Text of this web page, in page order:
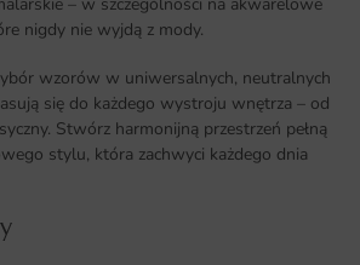
– w szczególności na akwarelowe
nigdy nie wyjdą z mody.
wzorów w uniwersalnych, neutralnych
się do każdego wystroju wnętrza – od
Stwórz harmonijną przestrzeń pełną
stylu, która zachwyci każdego dnia